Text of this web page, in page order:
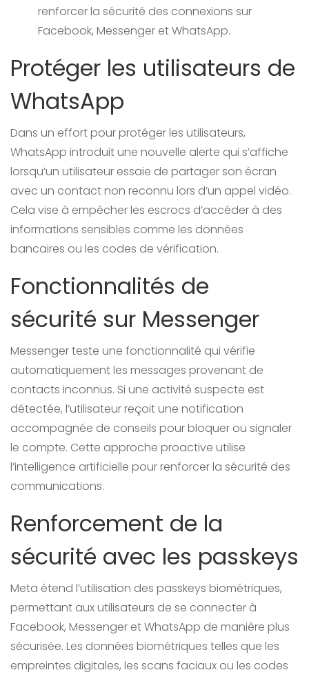
renforcer la sécurité des connexions sur
Facebook, Messenger et WhatsApp.
Protéger les utilisateurs de
WhatsApp
Dans un effort pour protéger les utilisateurs,
WhatsApp introduit une nouvelle alerte qui s’affiche
lorsqu’un utilisateur essaie de partager son écran
avec un contact non reconnu lors d’un appel vidéo.
Cela vise à empêcher les escrocs d’accéder à des
informations sensibles comme les données
bancaires ou les codes de vérification.
Fonctionnalités de
sécurité sur Messenger
Messenger teste une fonctionnalité qui vérifie
automatiquement les messages provenant de
contacts inconnus. Si une activité suspecte est
détectée, l’utilisateur reçoit une notification
accompagnée de conseils pour bloquer ou signaler
le compte. Cette approche proactive utilise
l’intelligence artificielle pour renforcer la sécurité des
communications.
Renforcement de la
sécurité avec les passkeys
Meta étend l’utilisation des passkeys biométriques,
permettant aux utilisateurs de se connecter à
Facebook, Messenger et WhatsApp de manière plus
sécurisée. Les données biométriques telles que les
empreintes digitales, les scans faciaux ou les codes